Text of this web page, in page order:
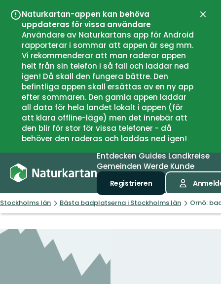
Naturkartan-appen kan behöva
uppdateras för vissa användare
Användare av Naturkartans app för Android
rapporterar i sommar att appen är seg mm.
Vi rekommenderar att man raderar appen
helt från sin telefon i så fall och laddar ned
igen! Då skall den fungera bättre. Den
befintliga appen skall ersättas av en ny app
efter sommaren. Den gamla appen laddar
all data för hela landet lokalt i appen (för
att klara offline-läge) men det innebär att
den blir för stor för vissa telefoner - då
behöver den raderas och laddas ned igen!
EntdeckenGuidesLandkreise
Gemeinden Werde Kunde
Registrieren
Stockholms län Bästa badplatserna i Stockholms län Ornö: